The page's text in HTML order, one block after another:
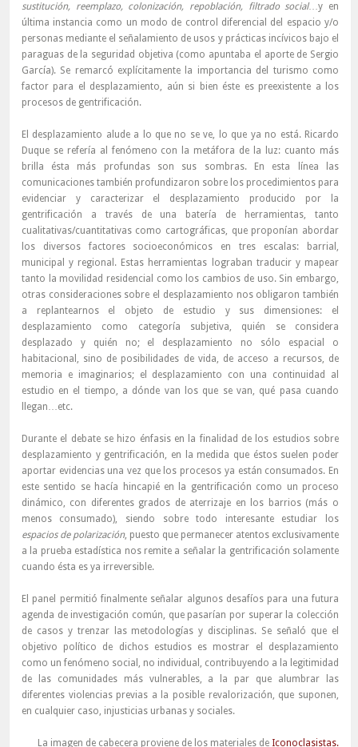
sustitución, reemplazo, colonización, repoblación, filtrado social…y en
última instancia como un modo de control diferencial del espacio y/o
personas mediante el señalamiento de usos y prácticas incívicos bajo el
paraguas de la seguridad objetiva (como apuntaba el aporte de Sergio
García). Se remarcó explícitamente la importancia del turismo como
factor para el desplazamiento, aún si bien éste es preexistente a los
procesos de gentrificación.
El desplazamiento alude a lo que no se ve, lo que ya no está. Ricardo
Duque se refería al fenómeno con la metáfora de la luz: cuanto más
brilla ésta más profundas son sus sombras. En esta línea las
comunicaciones también profundizaron sobre los procedimientos para
evidenciar y caracterizar el desplazamiento producido por la
gentrificación a través de una batería de herramientas, tanto
cualitativas/cuantitativas como cartográficas, que proponían abordar
los diversos factores socioeconómicos en tres escalas: barrial,
municipal y regional. Estas herramientas lograban traducir y mapear
tanto la movilidad residencial como los cambios de uso. Sin embargo,
otras consideraciones sobre el desplazamiento nos obligaron también
a replantearnos el objeto de estudio y sus dimensiones: el
desplazamiento como categoría subjetiva, quién se considera
desplazado y quién no; el desplazamiento no sólo espacial o
habitacional, sino de posibilidades de vida, de acceso a recursos, de
memoria e imaginarios; el desplazamiento con una continuidad al
estudio en el tiempo, a dónde van los que se van, qué pasa cuando
llegan…etc.
Durante el debate se hizo énfasis en la finalidad de los estudios sobre
desplazamiento y gentrificación, en la medida que éstos suelen poder
aportar evidencias una vez que los procesos ya están consumados. En
este sentido se hacía hincapié en la gentrificación como un proceso
dinámico, con diferentes grados de aterrizaje en los barrios (más o
menos consumado), siendo sobre todo interesante estudiar los
espacios de polarización, puesto que permanecer atentos exclusivamente
a la prueba estadística nos remite a señalar la gentrificación solamente
cuando ésta es ya irreversible.
El panel permitió finalmente señalar algunos desafíos para una futura
agenda de investigación común, que pasarían por superar la colección
de casos y trenzar las metodologías y disciplinas. Se señaló que el
objetivo político de dichos estudios es mostrar el desplazamiento
como un fenómeno social, no individual, contribuyendo a la legitimidad
de las comunidades más vulnerables, a la par que alumbrar las
diferentes violencias previas a la posible revalorización, que suponen,
en cualquier caso, injusticias urbanas y sociales.
La imagen de cabecera proviene de los materiales de Iconoclasistas.